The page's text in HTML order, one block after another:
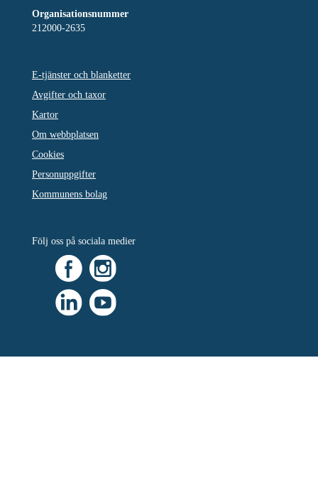
Organisationsnummer
212000-2635
E-tjänster och blanketter
Avgifter och taxor
Kartor
Om webbplatsen
Cookies
Personuppgifter
Kommunens bolag
Följ oss på sociala medier